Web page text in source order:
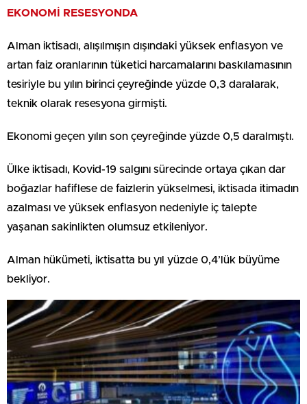
EKONOMİ RESESYONDA
Alman iktisadı, alışılmışın dışındaki yüksek enflasyon ve
artan faiz oranlarının tüketici harcamalarını baskılamasının
tesiriyle bu yılın birinci çeyreğinde yüzde 0,3 daralarak,
teknik olarak resesyona girmişti.
Ekonomi geçen yılın son çeyreğinde yüzde 0,5 daralmıştı.
Ülke iktisadı, Kovid-19 salgını sürecinde ortaya çıkan dar
boğazlar hafiflese de faizlerin yükselmesi, iktisada itimadın
azalması ve yüksek enflasyon nedeniyle iç talepte
yaşanan sakinlikten olumsuz etkileniyor.
Alman hükümeti, iktisatta bu yıl yüzde 0,4’lük büyüme
bekliyor.